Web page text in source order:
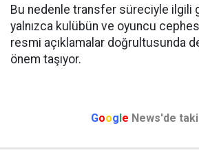
Bu nedenle transfer süreciyle ilgili
yalnızca kulübün ve oyuncu
resmi açıklamalar doğrultusunda
önem taşıyor.
Google News'de